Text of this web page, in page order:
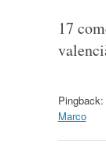
17
Pingback:
Marco